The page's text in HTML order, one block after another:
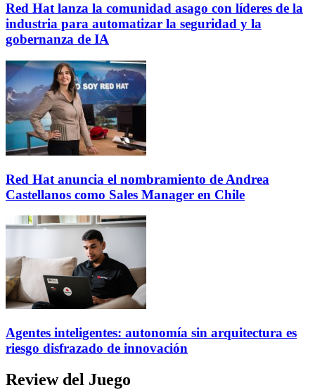
Red Hat lanza la comunidad asago con líderes de la
industria para automatizar la seguridad y la
gobernanza de IA
Red Hat anuncia el nombramiento de Andrea
Castellanos como Sales Manager en Chile
Agentes inteligentes: autonomía sin arquitectura es
riesgo disfrazado de innovación
Review del Juego